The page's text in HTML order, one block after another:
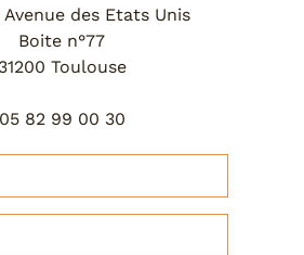
Avenue des Etats Unis
Boite n°77
Toulouse
05 82 99 00 30